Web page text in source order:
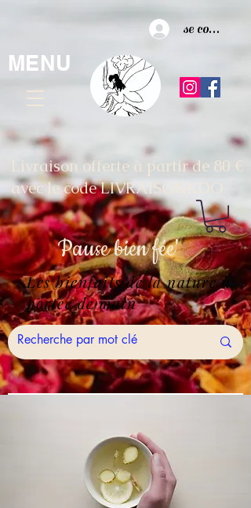
se connecter
Livraison offerte à partir de 80 €
avec le code LIVRAISONKDO
Pausebien fée'
MENU
Les bienfaits de la nature à
portée de main